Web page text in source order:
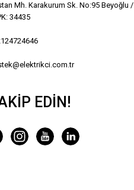
Mh. Karakurum Sk. No:95 Beyoğlu /
34435
EDIN!